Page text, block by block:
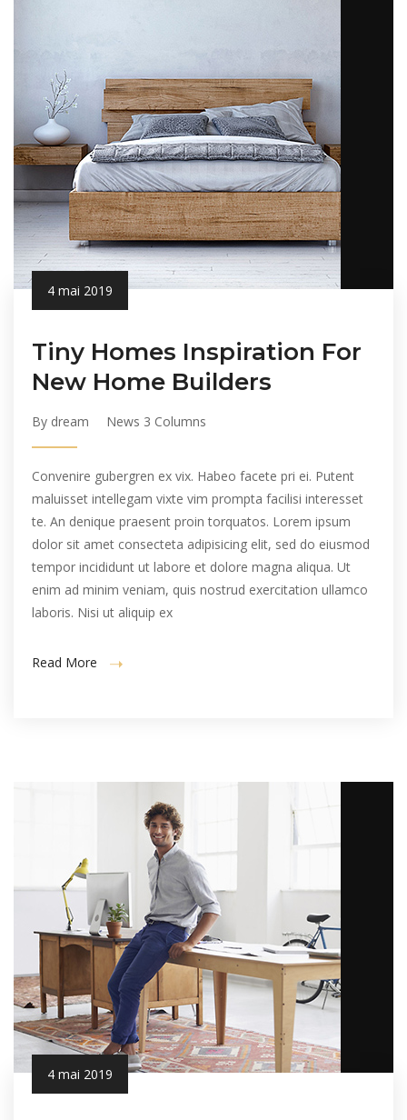
4 mai 2019
Tiny Homes Inspiration For
New Home Builders
By dream News 3 Columns
Convenire gubergren ex vix. Habeo facete pri ei. Putent
maluisset intellegam vixte vim prompta facilisi interesset
te. An denique praesent proin torquatos. Lorem ipsum
dolor sit amet consecteta adipisicing elit, sed do eiusmod
tempor incididunt ut labore et dolore magna aliqua. Ut
enim ad minim veniam, quis nostrud exercitation ullamco
laboris. Nisi ut aliquip ex
Read More
4 mai 2019